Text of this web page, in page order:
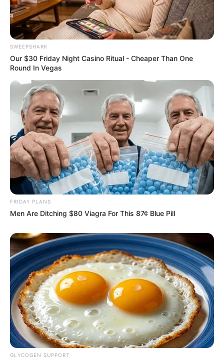
BRAINBERRIES
TV Couples Who Would Never Be Together: 9 Is
Just Too Weird
BRAINBERRIES
These '90s Couples Will Always Hold A Special
Place In Our Hearts
BRAINBERRIES
SWEEPSHARK
Our $30 Friday Night Casino Ritual - Cheaper Than One
Round In Vegas
FRIDAY PLANS
Men Are Ditching $80 Viagra For This 87¢ Blue Pill
GLYCOGEN SUPPORT